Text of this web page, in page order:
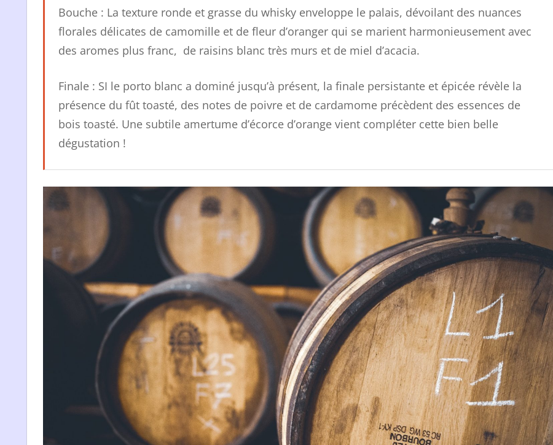
Bouche : La texture ronde et grasse du whisky enveloppe le palais, dévoilant des nuances
florales délicates de camomille et de fleur d’oranger qui se marient harmonieusement avec
des aromes plus franc, de raisins blanc très murs et de miel d’acacia.
Finale : SI le porto blanc a dominé jusqu’à présent, la finale persistante et épicée révèle la
présence du fût toasté, des notes de poivre et de cardamome précèdent des essences de
bois toasté. Une subtile amertume d’écorce d’orange vient compléter cette bien belle
dégustation !